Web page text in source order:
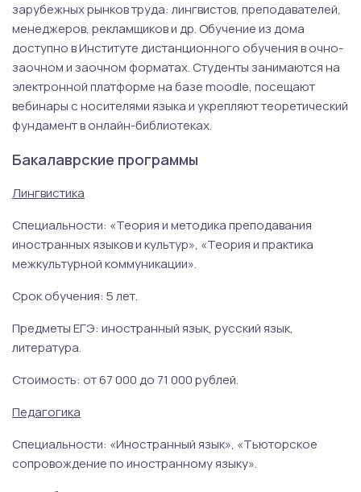
зарубежных рынков труда: лингвистов, преподавателей,
менеджеров, рекламщиков и др. Обучение из дома
доступно в Институте дистанционного обучения в очно-
заочном и заочном форматах. Студенты занимаются на
электронной платформе на базе moodle, посещают
вебинары с носителями языка и укрепляют теоретический
фундамент в онлайн-библиотеках.
Бакалаврские программы
Лингвистика
Специальности: «Теория и методика преподавания
иностранных языков и культур», «Теория и практика
межкультурной коммуникации».
Срок обучения: 5 лет.
Предметы ЕГЭ: иностранный язык, русский язык,
литература.
Стоимость: от 67 000 до 71 000 рублей.
Педагогика
Специальности: «Иностранный язык», «Тьюторское
сопровождение по иностранному языку».